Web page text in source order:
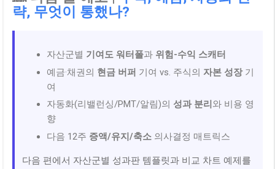
략, 무엇이 통했나?
자산군별 기여도 워터폴과 위험-수익 스캐터
예금·채권의 현금 버퍼 기여 vs. 주식의 자본 성장기
여
자동화(리밸런싱/PMT/알림)의 성과 분리 와 비용 영
향
다음 12주 증액/유지/축소 의사결정 매트릭스
다음 편에서 자산군별 성과판 템플릿과 비교 차트 예제를